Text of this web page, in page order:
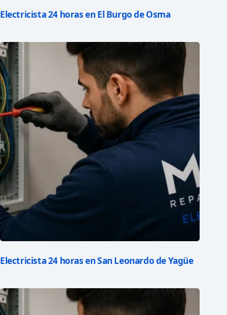
Electricista 24 horas en El Burgo de Osma
Electricista 24 horas en San Leonardo de Yagüe